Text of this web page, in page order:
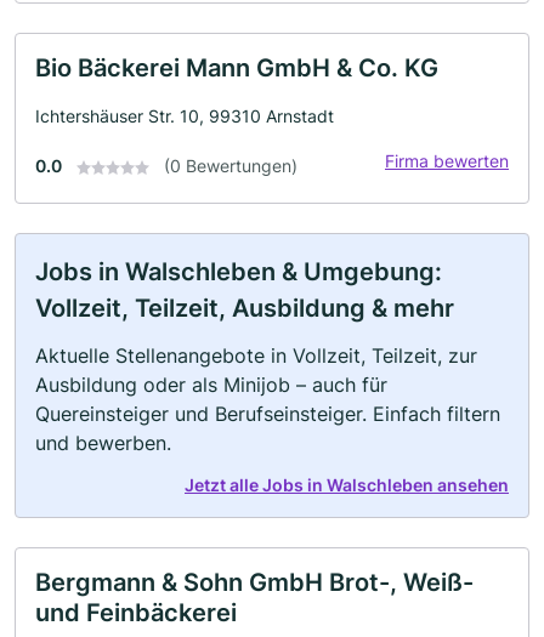
Bio Bäckerei Mann GmbH & Co. KG
Ichtershäuser Str. 10, 99310 Arnstadt
0.0 (0 Bewertungen) Firma bewerten
Jobs in Walschleben & Umgebung:
Vollzeit, Teilzeit, Ausbildung & mehr
Aktuelle Stellenangebote in Vollzeit, Teilzeit, zur
Ausbildung oder als Minijob – auch für
Quereinsteiger und Berufseinsteiger. Einfach filtern
und bewerben.
Jetzt alle Jobs in Walschleben ansehen
Bergmann & Sohn GmbH Brot-, Weiß-
und Feinbäckerei